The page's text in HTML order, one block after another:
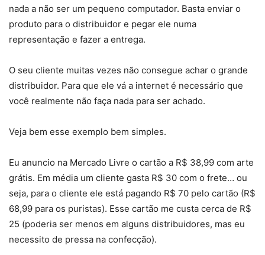
nada a não ser um pequeno computador. Basta enviar o
produto para o distribuidor e pegar ele numa
representação e fazer a entrega.
O seu cliente muitas vezes não consegue achar o grande
distribuidor. Para que ele vá a internet é necessário que
você realmente não faça nada para ser achado.
Veja bem esse exemplo bem simples.
Eu anuncio na Mercado Livre o cartão a R$ 38,99 com arte
grátis. Em média um cliente gasta R$ 30 com o frete… ou
seja, para o cliente ele está pagando R$ 70 pelo cartão (R$
68,99 para os puristas). Esse cartão me custa cerca de R$
25 (poderia ser menos em alguns distribuidores, mas eu
necessito de pressa na confecção).